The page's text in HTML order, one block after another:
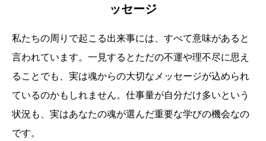
ッセージ
私たちの周りで起こる出来事には、すべて意味があると
言われています。一見するとただの不運や理不尽に思え
ることでも、実は魂からの大切なメッセージが込められ
ているのかもしれません。仕事量が自分だけ多いという
状況も、実はあなたの魂が選んだ重要な学びの機会なの
です。